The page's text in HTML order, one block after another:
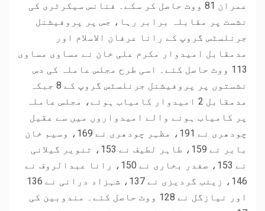
عمران 81 ووٹ حاصل کر سکے۔ فنانس سیکرٹری کی
نشست پر مقابلہ برابر رہا، جس پر پروفیشنل
جرنلسٹس گروپ کے رانا عرفان الاسلام اور
مدمقابل امیدوار مکرم علی خان نے مساوی مساوی
113 ووٹ حاصل کئے۔ اسی طرح مجلس عاملہ کی دس
نشستوں پر پروفیشنل جرنلسٹس گروپ کے 8 جبکہ
مدمقابل 2 امیدوار کامیاب ہوئے، مجلس عاملہ
پر کامیاب ہونے والے امیدواروں میں سے عقیل
چودھری نے 191، مظہر چودھری نے 169، وسیم خان
بابر نے 159، طاہر لطیف نے 153، تنویر گیلانی
نے 153، صفدر بخاری نے 150، رانا عبدالروف نے
146، زینب گردیزی نے 137، شہزاد درانی نے 136
اور نیازگل نے 128 ووٹ حاصل کئے۔ مندوبین کی